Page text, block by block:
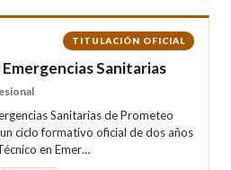
TITULACIÓN OFICIAL
Sanitarias
Sanitarias de Prometeo
ciclo formativo oficial de dos años
en Emer…